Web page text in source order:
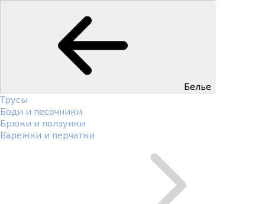
Белье
Трусы
Боди и песочники
Брюки и ползунки
Варежки и перчатки